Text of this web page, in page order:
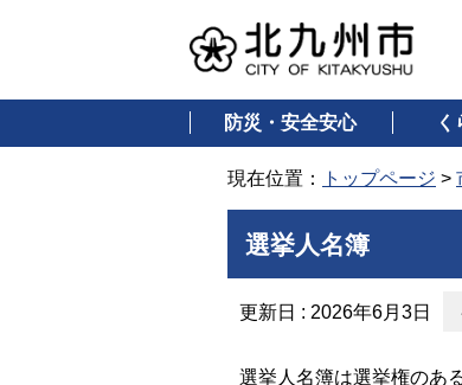
防災・安全安心 く
現在位置： トップページ >
選挙人名簿
更新日 : 2026年6月3日
選挙人名簿は選挙権のあ